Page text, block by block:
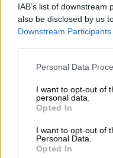
IAB’s list of
also be disclosed by us
Downstream Participants
Please note that this
not limited to your visit
grant or deny consent
use your data for below
consent section.
Personal Data
I want to opt-out of
personal data.
Opted In
I want to opt-out of
Personal Data.
Opted In
λειτουργία των
της Τετάρτης,
μαθήματα σε όλα
και
Πήλιο, μετά από
δημάρχου Μιχάλη